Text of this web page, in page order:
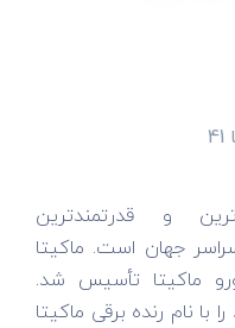
و قدرتمندترین
سراسر جهان است. ماکیتا
توسط ماسابورو ماکیتا تأسیس شد.
با نام رنده برقی ماکیتا